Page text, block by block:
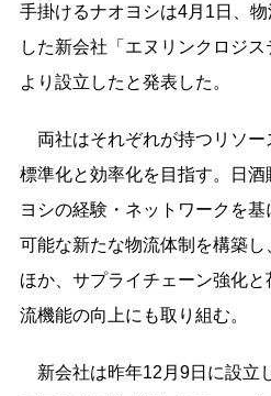
手掛けるナオヨシは4月1日、
した新会社「エヌリンクロジ
より設立したと発表した。
両社はそれぞれが持つリソー
標準化と効率化を目指す。日
ヨシの経験・ネットワークを
可能な新たな物流体制を構築
ほか、サプライチェーン強化
流機能の向上にも取り組む。
新会社は昨年12月9日に設立